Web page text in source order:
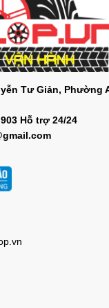
Tư Giản, Phường
Hỗ trợ 24/24